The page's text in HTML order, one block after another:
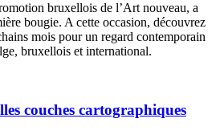
bruxellois de l’Art nouveau, a
bougie. A cette occasion, découvrez
mois pour un regard contemporain
bruxellois et international.
couches cartographiques